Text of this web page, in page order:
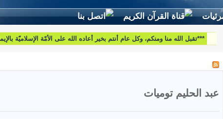
لطرح استفساراتكم وأسئلتكم واقتراحاتكم اتّصلوا بنا على البريد التّالي:
عبد الحليم توميات